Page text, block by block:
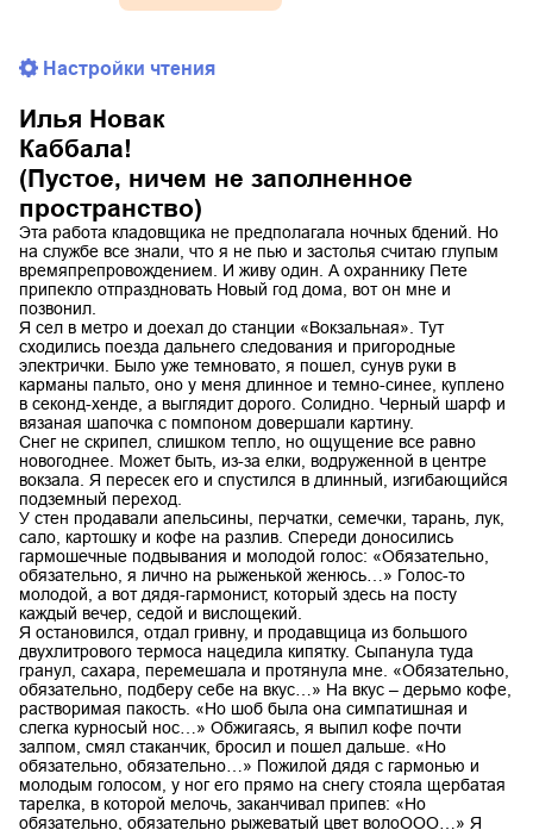
Настройки чтения
Илья Новак
Каббала!
(Пустое, ничем не заполненное
пространство)
Эта работа кладовщика не предполагала ночных бдений. Но
на службе все знали, что я не пью и застолья считаю глупым
времяпрепровождением. И живу один. А охраннику Пете
припекло отпраздновать Новый год дома, вот он мне и
позвонил.
Я сел в метро и доехал до станции «Вокзальная». Тут
сходились поезда дальнего следования и пригородные
электрички. Было уже темновато, я пошел, сунув руки в
карманы пальто, оно у меня длинное и темно-синее, куплено
в секонд-хенде, а выглядит дорого. Солидно. Черный шарф и
вязаная шапочка с помпоном довершали картину.
Снег не скрипел, слишком тепло, но ощущение все равно
новогоднее. Может быть, из-за елки, водруженной в центре
вокзала. Я пересек его и спустился в длинный, изгибающийся
подземный переход.
У стен продавали апельсины, перчатки, семечки, тарань, лук,
сало, картошку и кофе на разлив. Спереди доносились
гармошечные подвывания и молодой голос: «Обязательно,
обязательно, я лично на рыженькой женюсь…» Голос-то
молодой, а вот дядя-гармонист, который здесь на посту
каждый вечер, седой и вислощекий.
Я остановился, отдал гривну, и продавщица из большого
двухлитрового термоса нацедила кипятку. Сыпанула туда
гранул, сахара, перемешала и протянула мне. «Обязательно,
обязательно, подберу себе на вкус…» На вкус – дерьмо кофе,
растворимая пакость. «Но шоб была она симпатишная и
слегка курносый нос…» Обжигаясь, я выпил кофе почти
залпом, смял стаканчик, бросил и пошел дальше. «Но
обязательно, обязательно…» Пожилой дядя с гармонью и
молодым голосом, у ног его прямо на снегу стояла щербатая
тарелка, в которой мелочь, заканчивал припев: «Но
обязательно, обязательно рыжеватый цвет волоООО…» Я